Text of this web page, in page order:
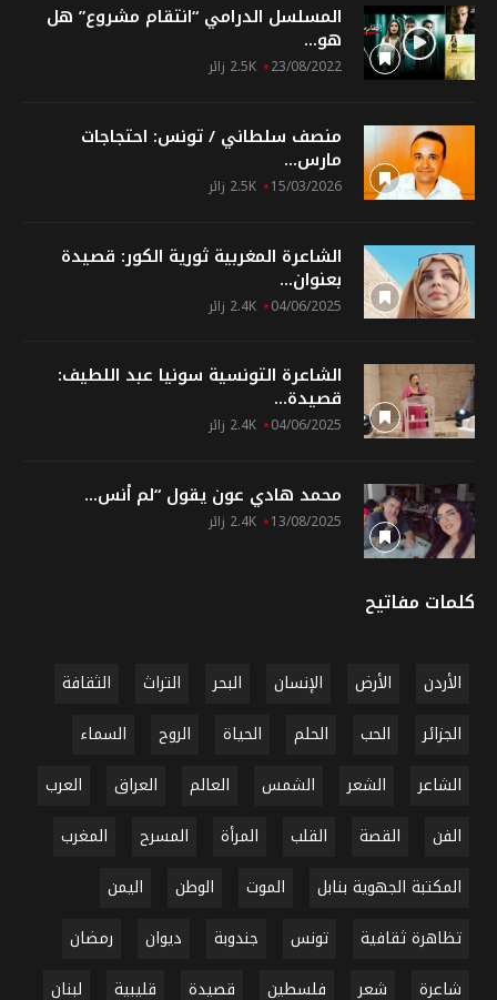
المسلسل الدرامي “انتقام مشروع” هل
هو...
23/08/2022 2.5K زائر
منصف سلطاني / تونس: احتجاجات
مارس...
15/03/2026 2.5K زائر
الشاعرة المغربية ثورية الكور: قصيدة
بعنوان...
04/06/2025 2.4K زائر
الشاعرة التونسية سونيا عبد اللطيف:
قصيدة...
04/06/2025 2.4K زائر
محمد هادي عون يقول “لم أنس...
13/08/2025 2.4K زائر
كلمات مفاتيح
الأردن الأرض الإنسان البحر التراث
الثقافة
الجزائر
الحب الحلم الحياة الروح
السماء
الشاعر
الشعر الشمس العالم العراق
العرب
الفن
القصة القلب المرأة المسرح
المغرب
المكتبة الجهوية بنابل
الموت الوطن
اليمن
تظاهرة ثقافية
تونس جندوبة ديوان
رمضان
شاعرة
شعر فلسطين قصيدة قليبية لبنان